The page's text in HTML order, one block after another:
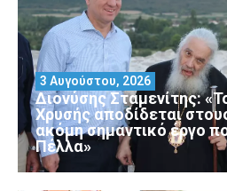
Διονύσης Σταμενίτης:
Χρυσής αποδίδεται
ακόμη σημαντικό έργο
Πέλλα»
3 Αυγούστου, 2026